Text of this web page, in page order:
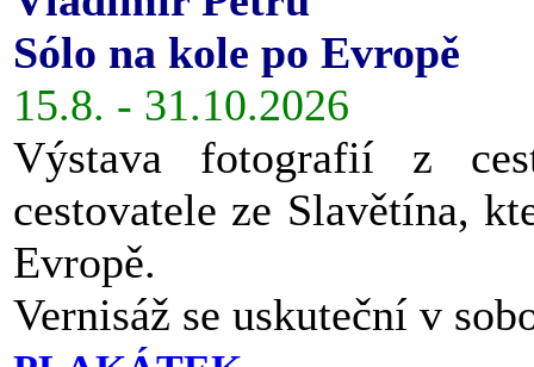
Sólo na kole po Evropě
15.8. - 31.10.2026
Výstava fotografií z
cestovatele ze Slavětína,
Evropě.
Vernisáž se uskuteční v